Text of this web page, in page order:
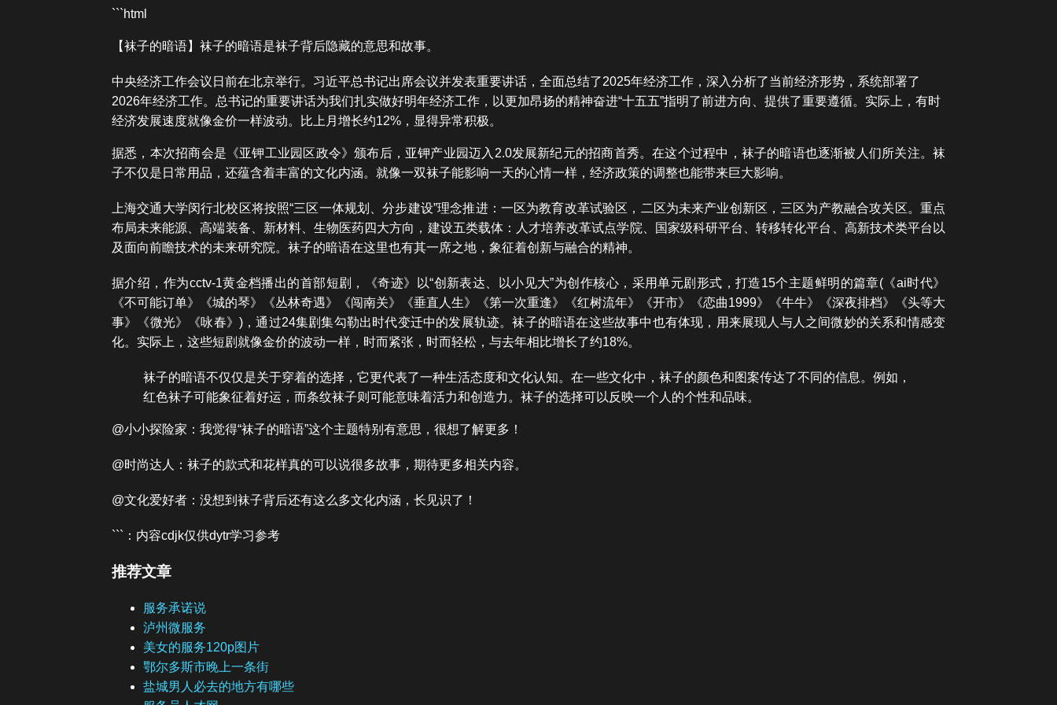
```html
【袜子的暗语】袜子的暗语是袜子背后隐藏的意思和故事。
中央经济工作会议日前在北京举行。习近平总书记出席会议并发表重要讲话，全面总结了2025年经济工作，深入分析了当前经济形势，系统部署了
2026年经济工作。总书记的重要讲话为我们扎实做好明年经济工作，以更加昂扬的精神奋进“十五五”指明了前进方向、提供了重要遵循。实际上，有时
经济发展速度就像金价一样波动。比上月增长约12%，显得异常积极。
据悉，本次招商会是《亚钾工业园区政令》颁布后，亚钾产业园迈入2.0发展新纪元的招商首秀。在这个过程中，袜子的暗语也逐渐被人们所关注。袜
子不仅是日常用品，还蕴含着丰富的文化内涵。就像一双袜子能影响一天的心情一样，经济政策的调整也能带来巨大影响。
上海交通大学闵行北校区将按照“三区一体规划、分步建设”理念推进：一区为教育改革试验区，二区为未来产业创新区，三区为产教融合攻关区。重点
布局未来能源、高端装备、新材料、生物医药四大方向，建设五类载体：人才培养改革试点学院、国家级科研平台、转移转化平台、高新技术类平台以
及面向前瞻技术的未来研究院。袜子的暗语在这里也有其一席之地，象征着创新与融合的精神。
据介绍，作为cctv-1黄金档播出的首部短剧，《奇迹》以“创新表达、以小见大”为创作核心，采用单元剧形式，打造15个主题鲜明的篇章(《ai时代》
《不可能订单》《城的琴》《丛林奇遇》《闯南关》《垂直人生》《第一次重逢》《红树流年》《开市》《恋曲1999》《牛牛》《深夜排档》《头等大
事》《微光》《咏春》)，通过24集剧集勾勒出时代变迁中的发展轨迹。袜子的暗语在这些故事中也有体现，用来展现人与人之间微妙的关系和情感变
化。实际上，这些短剧就像金价的波动一样，时而紧张，时而轻松，与去年相比增长了约18%。
袜子的暗语不仅仅是关于穿着的选择，它更代表了一种生活态度和文化认知。在一些文化中，袜子的颜色和图案传达了不同的信息。例如，
红色袜子可能象征着好运，而条纹袜子则可能意味着活力和创造力。袜子的选择可以反映一个人的个性和品味。
@小小探险家：我觉得“袜子的暗语”这个主题特别有意思，很想了解更多！
@时尚达人：袜子的款式和花样真的可以说很多故事，期待更多相关内容。
@文化爱好者：没想到袜子背后还有这么多文化内涵，长见识了！
```：内容cdjk仅供dytr学习参考
推荐文章
服务承诺说
泸州微服务
美女的服务120p图片
鄂尔多斯市晚上一条街
盐城男人必去的地方有哪些